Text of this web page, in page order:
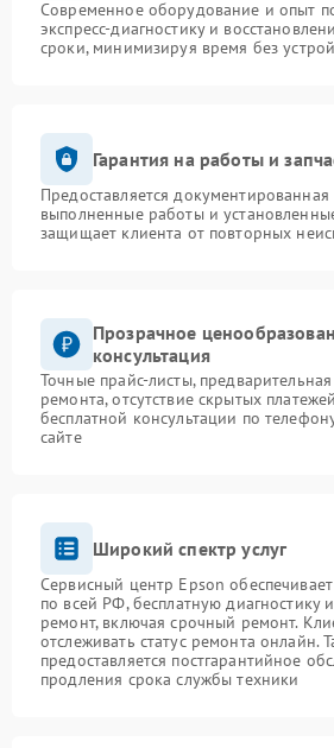
Современное оборудование и опыт
экспресс-диагностику и
сроки, минимизируя время без
Гарантия на работы и
Предоставляется документированная
выполненные работы и
защищает клиента от повторных
Прозрачное
консультация
Точные прайс-листы,
ремонта, отсутствие скрытых
бесплатной консультации по
сайте
Широкий спектр услуг
Сервисный центр Epson
по всей РФ, бесплатную диагностику
ремонт, включая срочный ремонт.
отслеживать статус ремонта онлайн.
предоставляется постгарантийное
продления срока службы техники